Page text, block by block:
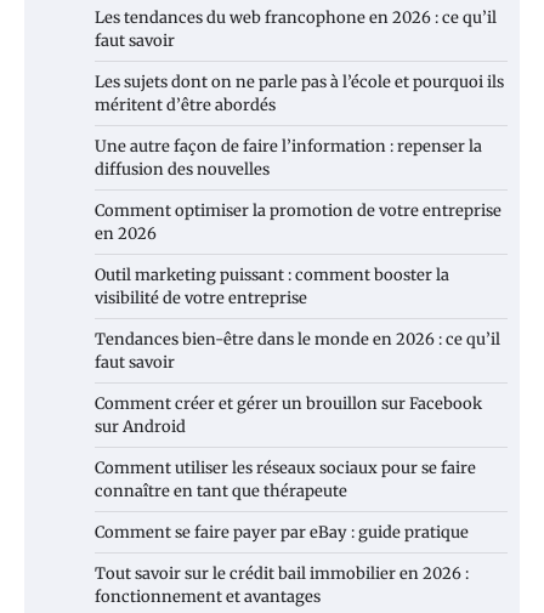
Les tendances du web francophone en 2026 : ce qu’il
faut savoir
Les sujets dont on ne parle pas à l’école et pourquoi ils
méritent d’être abordés
Une autre façon de faire l’information : repenser la
diffusion des nouvelles
Comment optimiser la promotion de votre entreprise
en 2026
Outil marketing puissant : comment booster la
visibilité de votre entreprise
Tendances bien-être dans le monde en 2026 : ce qu’il
faut savoir
Comment créer et gérer un brouillon sur Facebook
sur Android
Comment utiliser les réseaux sociaux pour se faire
connaître en tant que thérapeute
Comment se faire payer par eBay : guide pratique
Tout savoir sur le crédit bail immobilier en 2026 :
fonctionnement et avantages